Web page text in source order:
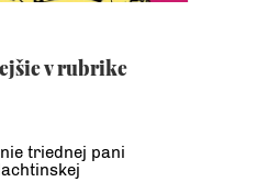
v rubrike
triednej pani